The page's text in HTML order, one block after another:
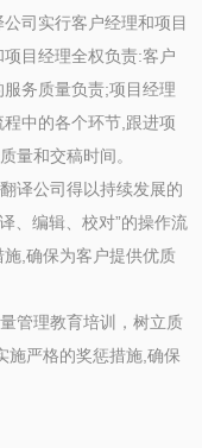
司实行客户经理和项目
目经理全权负责:客户
务质量负责;项目经理
中的各个环节,跟进项
量和交稿时间。
译公司得以持续发展的
、编辑、校对”的操作流
施 确保为客户提供优质
管理教育培训，树立质
施严格的奖惩措施 确保